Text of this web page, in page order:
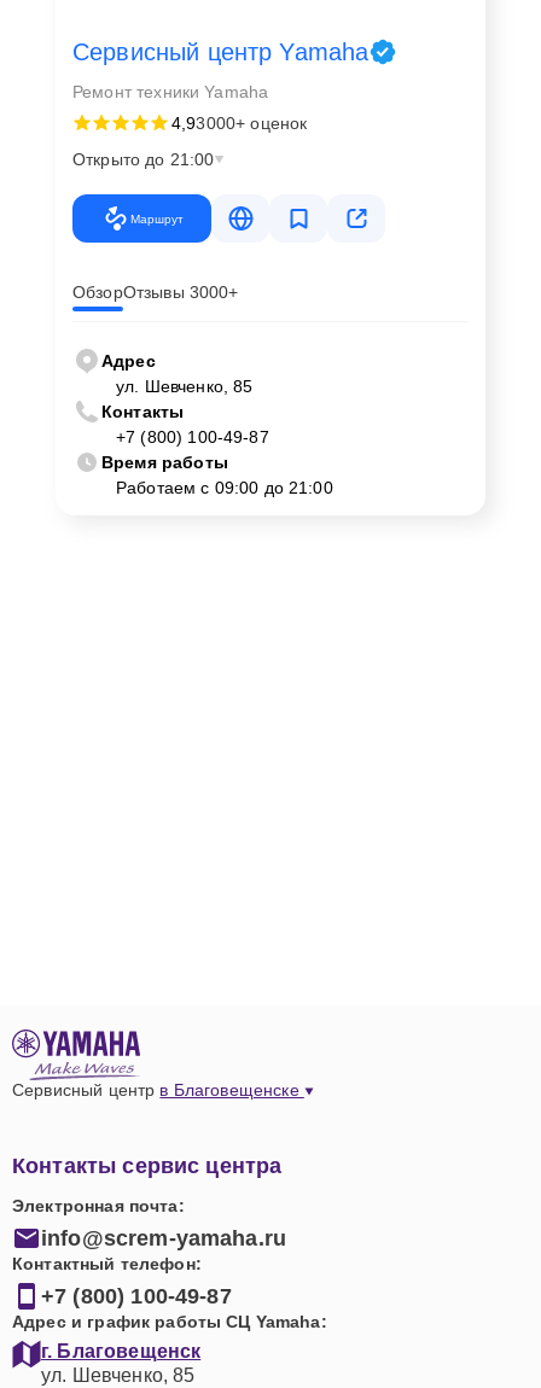
Сервисный центр Yamaha
Ремонт техники Yamaha
4,93000+ оценок
Открыто до 21:00
Маршрут
ОбзорОтзывы 3000+
Адрес
ул. Шевченко, 85
Контакты
+7 (800) 100-49-87
Время работы
Работаем с 09:00 до 21:00
Сервисный центр в Благовещенске
Контакты сервис центра
Электронная почта:
info@screm-yamaha.ru
Контактный телефон:
+7 (800) 100-49-87
Адрес и график работы СЦ Yamaha:
г. Благовещенск
ул. Шевченко, 85